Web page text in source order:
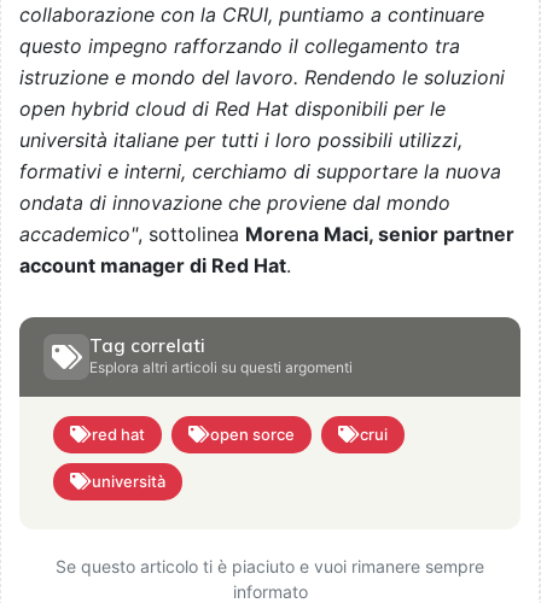
collaborazione con la CRUI, puntiamo a continuare
questo impegno rafforzando il collegamento tra
istruzione e mondo del lavoro. Rendendo le soluzioni
open hybrid cloud di Red Hat disponibili per le
università italiane per tutti i loro possibili utilizzi,
formativi e interni, cerchiamo di supportare la nuova
ondata di innovazione che proviene dal mondo
accademico", sottolinea Morena Maci, senior partner
account manager di Red Hat.
Tag correlati
Esplora altri articoli su questi argomenti
red hat open sorce crui
università
Se questo articolo ti è piaciuto e vuoi rimanere sempre
informato